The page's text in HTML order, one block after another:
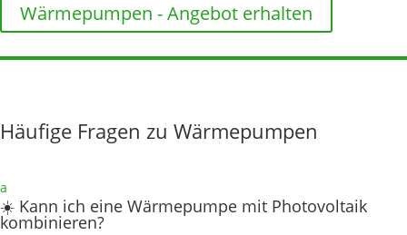
Wärmepumpen - Angebot erhalten
Häufige Fragen zu Wärmepumpen
a
☀️ Kann ich eine Wärmepumpe mit Photovoltaik
kombinieren?